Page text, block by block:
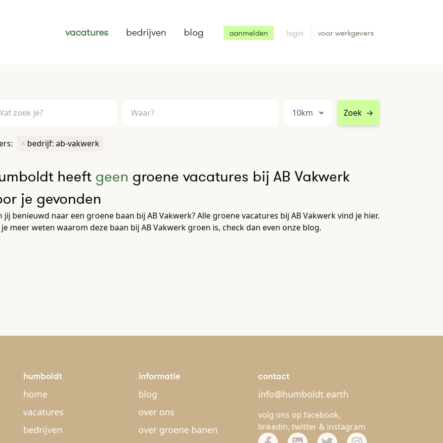
vacatures bedrijven blog aanmelden login voor werkgevers
Zoek →
× bedrijf: ab-vakwerk
heeft geen groene vacatures bij AB Vakwerk
je gevonden
jij benieuwd naar een groene baan bij AB Vakwerk? Alle groene vacatures bij AB Vakwerk vind je hier.
meer weten waarom deze baan bij AB Vakwerk groen is, check dan even onze blog.
humboldt
home
vacatures
bedrijven
informatie
blog
over ons
over groene banen
contact
info@humboldt.earth
volg ons op facebook,
linkedin, twitter & instagram